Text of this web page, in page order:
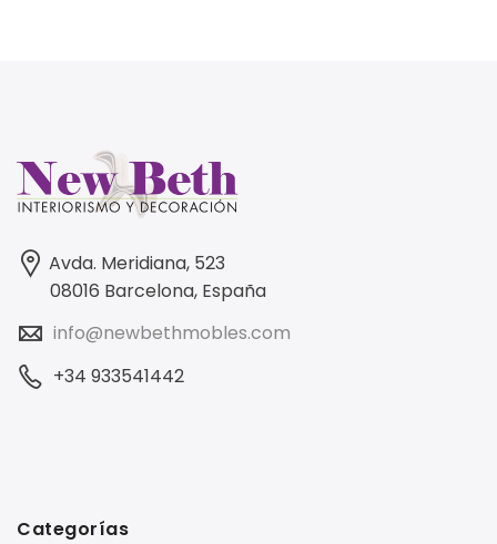
Avda. Meridiana, 523
08016 Barcelona, España
info@newbethmobles.com
+34 933541442
Categorías